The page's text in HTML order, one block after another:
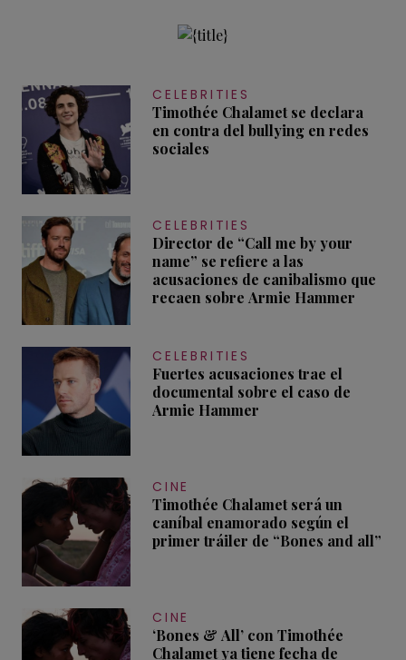
CELEBRITIES
Timothée Chalamet se declara
en contra del bullying en redes
sociales
CELEBRITIES
Director de “Call me by your
name” se refiere a las
acusaciones de canibalismo que
recaen sobre Armie Hammer
CELEBRITIES
Fuertes acusaciones trae el
documental sobre el caso de
Armie Hammer
CINE
Timothée Chalamet será un
caníbal enamorado según el
primer tráiler de “Bones and all”
CINE
‘Bones & All’ con Timothée
Chalamet ya tiene fecha de